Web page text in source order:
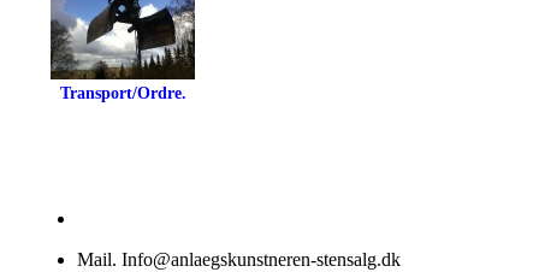
Transport/Ordre.
Mail. Info@anlaegskunstneren-stensalg.dk